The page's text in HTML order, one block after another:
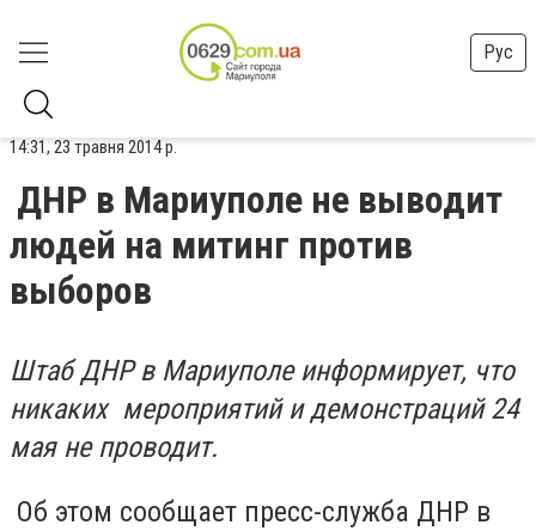
Рус
14:31, 23 травня 2014 р.
ДНР в Мариуполе не выводит
людей на митинг против
выборов
Штаб ДНР в Мариуполе информирует, что
никаких мероприятий и демонстраций 24
мая не проводит.
Об этом сообщает пресс-служба ДНР в